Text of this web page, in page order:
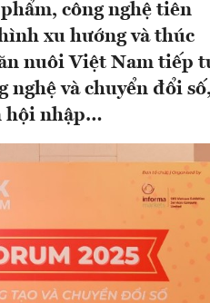
công nghệ tiên
xu hướng và thúc
nuôi Việt Nam tiếp
nghệ và chuyển đổi số,
hội nhập…